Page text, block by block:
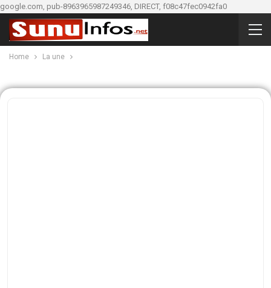
google.com, pub-8963965987249346, DIRECT, f08c47fec0942fa0
Home La une